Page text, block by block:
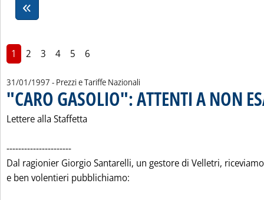
1 2 3 4 5 6
31/01/1997 - Prezzi e Tariffe Nazionali
"CARO GASOLIO": ATTENTI A NON
Lettere alla Staffetta
----------------------
Dal ragionier Giorgio Santarelli, un gestore di Velletri, riceviamo
e ben volentieri pubblichiamo: